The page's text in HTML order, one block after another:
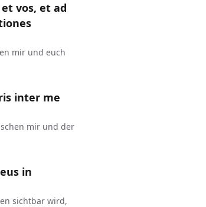
vos, et ad
mir und euch
inter me
mir und der
in
sichtbar wird,